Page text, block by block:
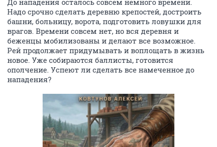
Надо срочно сделать деревню крепостей, достроить
башни, больницу, ворота, подготовить ловушки для
врагов. Времени совсем нет, но вся деревня и
беженцы мобилизованы и делают все возможное.
Рей продолжает придумывать и воплощать в жизнь
новое. Уже собираются баллисты, готовится
ополчение. Успеют ли сделать все намеченное до
нападения?